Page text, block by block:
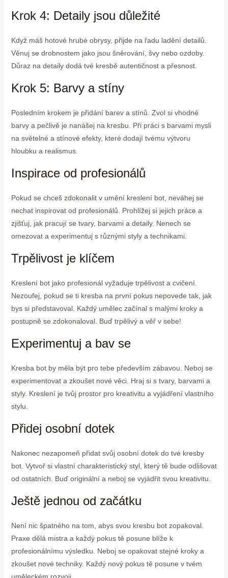
Krok 4: Detaily jsou důležité
Když máš hotové hrubé obrysy, přijde na řadu ladění detailů.
Věnuj se drobnostem jako jsou šněrování, švy nebo ozdoby.
Důraz na detaily dodá tvé kresbě autentičnost a přesnost.
Krok 5: Barvy a stíny
Posledním krokem je přidání barev a stínů. Zvol si vhodné
barvy a pečlivě je nanášej na kresbu. Při práci s barvami mysli
na světelné a stínové efekty, které dodají tvému výtvoru
hloubku a realismus.
Inspirace od profesionálů
Pokud se chceš zdokonalit v umění kreslení bot, neváhej se
nechat inspirovat od profesionálů. Prohlížej si jejich práce a
zjišťuj, jak pracují se tvary, barvami a detaily. Nenech se
omezovat a experimentuj s různými styly a technikami.
Trpělivost je klíčem
Kreslení bot jako profesionál vyžaduje trpělivost a cvičení.
Nezoufej, pokud se ti kresba na první pokus nepovede tak, jak
bys si představoval. Každý umělec začínal s malými kroky a
postupně se zdokonaloval. Buď trpělivý a věř v sebe!
Experimentuj a bav se
Kresba bot by měla být pro tebe především zábavou. Neboj se
experimentovat a zkoušet nové věci. Hraj si s tvary, barvami a
styly. Kreslení je tvůj prostor pro kreativitu a vyjádření vlastního
stylu.
Přidej osobní dotek
Nakonec nezapomeň přidat svůj osobní dotek do tvé kresby
bot. Vytvoř si vlastní charakteristický styl, který tě bude odlišovat
od ostatních. Buď originální a neboj se vyjádřit svou kreativitu.
Ještě jednou od začátku
Není nic špatného na tom, abys svou kresbu bot zopakoval.
Praxe dělá mistra a každý pokus tě posune blíže k
profesionálnímu výsledku. Neboj se opakovat stejné kroky a
zkoušet nové techniky. Každý nový pokus tě posune v tvém